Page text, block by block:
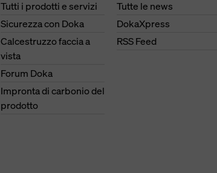
Tutti i prodotti e servizi
Sicurezza con Doka
Calcestruzzo faccia a
vista
Forum Doka
Impronta di carbonio del
prodotto
Tutte le news
DokaXpress
RSS Feed